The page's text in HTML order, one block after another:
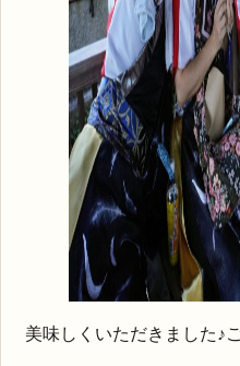
美味しくいただきました♪